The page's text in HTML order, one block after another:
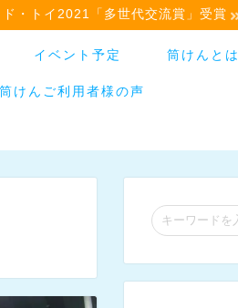
トイ2021「多世代交流賞」受賞
イベント予定 筒けんとは
筒けんご利用者様の声